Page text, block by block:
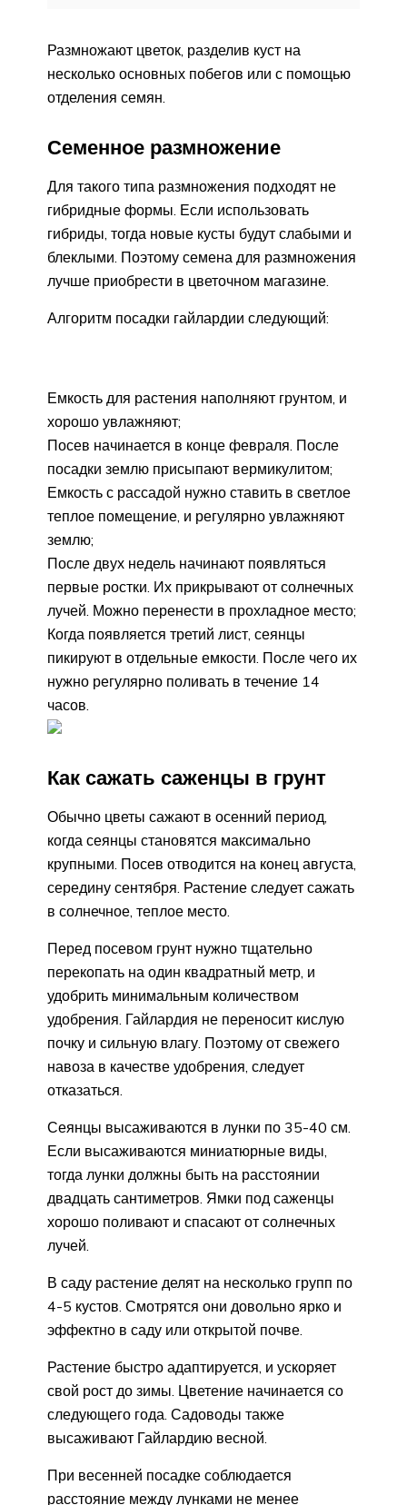
Размножают цветок, разделив куст на
несколько основных побегов или с помощью
отделения семян.
Семенное размножение
Для такого типа размножения подходят не
гибридные формы. Если использовать
гибриды, тогда новые кусты будут слабыми и
блеклыми. Поэтому семена для размножения
лучше приобрести в цветочном магазине.
Алгоритм посадки гайлардии следующий:
Емкость для растения наполняют грунтом, и
хорошо увлажняют;
Посев начинается в конце февраля. После
посадки землю присыпают вермикулитом;
Емкость с рассадой нужно ставить в светлое
теплое помещение, и регулярно увлажняют
землю;
После двух недель начинают появляться
первые ростки. Их прикрывают от солнечных
лучей. Можно перенести в прохладное место;
Когда появляется третий лист, сеянцы
пикируют в отдельные емкости. После чего их
нужно регулярно поливать в течение 14
часов.
Как сажать саженцы в грунт
Обычно цветы сажают в осенний период,
когда сеянцы становятся максимально
крупными. Посев отводится на конец августа,
середину сентября. Растение следует сажать
в солнечное, теплое место.
Перед посевом грунт нужно тщательно
перекопать на один квадратный метр, и
удобрить минимальным количеством
удобрения. Гайлардия не переносит кислую
почку и сильную влагу. Поэтому от свежего
навоза в качестве удобрения, следует
отказаться.
Сеянцы высаживаются в лунки по 35-40 см.
Если высаживаются миниатюрные виды,
тогда лунки должны быть на расстоянии
двадцать сантиметров. Ямки под саженцы
хорошо поливают и спасают от солнечных
лучей.
В саду растение делят на несколько групп по
4-5 кустов. Смотрятся они довольно ярко и
эффектно в саду или открытой почве.
Растение быстро адаптируется, и ускоряет
свой рост до зимы. Цветение начинается со
следующего года. Садоводы также
высаживают Гайлардию весной.
При весенней посадке соблюдается
расстояние между лунками не менее